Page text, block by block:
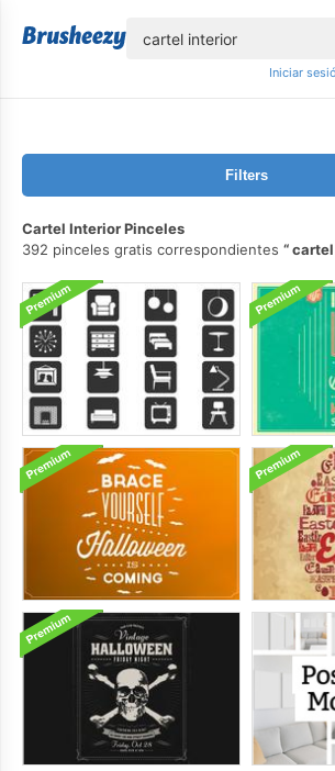
Iniciar
Filters
Cartel Interior Pinceles
392 pinceles gratis correspondientes